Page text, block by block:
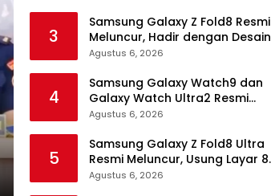
3
Samsung Galaxy Z Fold8 Resmi
Meluncur, Hadir dengan Desain
Lebih Pendek dan Lebar
Agustus 6, 2026
4
Samsung Galaxy Watch9 dan
Galaxy Watch Ultra2 Resmi
Meluncur, Bawa AI, Snapdragon
Baru
Agustus 6, 2026
5
Samsung Galaxy Z Fold8 Ultra
Resmi Meluncur, Usung Layar 8
Inci, Kamera 200MP dan
Agustus 6, 2026